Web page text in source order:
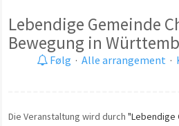
Lebendige Gemeinde
Bewegung in
Følg · Alle arrangement ·
Die Veranstaltung wird durch "Lebendige